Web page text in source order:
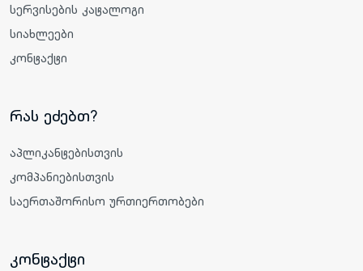
სერვისების კატალოგი
სიახლეები
კონტაქტი
რას ეძებთ?
აპლიკანტებისთვის
კომპანიებისთვის
საერთაშორისო ურთიერთობები
კონტაქტი